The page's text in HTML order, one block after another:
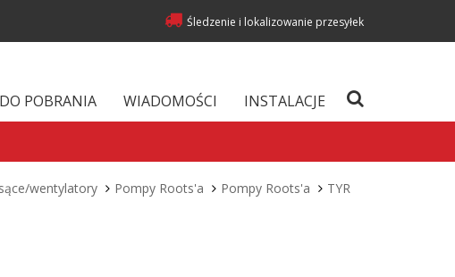
Śledzenie i lokalizowanie przesyłek
DO POBRANIA WIADOMOŚCI INSTALACJE
wentylatory Pompy Roots'a Pompy Roots'a TYR